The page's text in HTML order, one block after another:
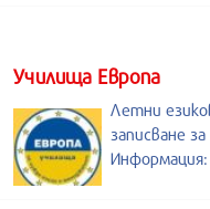
Училища Европа
Летни
записване